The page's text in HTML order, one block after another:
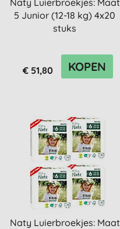
Naty Luierbroekjes: Maat
5 Junior (12-18 kg) 4x20
stuks
€ 51,80 KOPEN
Naty Luierbroekjes: Maat